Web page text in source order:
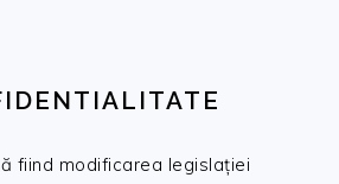
fiind modificarea legislației